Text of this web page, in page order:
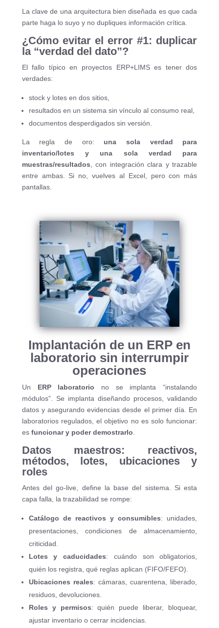
La clave de una arquitectura bien diseñada es que cada
parte haga lo suyo y no dupliques información crítica.
¿Cómo evitar el error #1: duplicar
la “verdad del dato”?
El fallo típico en proyectos ERP+LIMS es tener dos
verdades:
stock y lotes en dos sitios,
resultados en un sistema sin vínculo al consumo real,
documentos desperdigados sin versión.
La regla de oro: una sola verdad para
inventario/lotes y una sola verdad para
muestras/resultados, con integración clara y trazable
entre ambas. Si no, vuelves al Excel, pero con más
pantallas.
Implantación de un ERP en
laboratorio sin interrumpir
operaciones
Un ERP laboratorio no se implanta “instalando
módulos”. Se implanta diseñando procesos, validando
datos y asegurando evidencias desde el primer día. En
laboratorios regulados, el objetivo no es solo funcionar:
es funcionar y poder demostrarlo
Datos maestros: reactivos,
métodos, lotes, ubicaciones y
roles
Antes del go-live, define la base del sistema. Si esta
capa falla, la trazabilidad se rompe:
Catálogo de reactivos y consumibles: unidades,
presentaciones, condiciones de almacenamiento,
criticidad.
Lotes y caducidades: cuándo son obligatorios,
quién los registra, qué reglas aplican (FIFO/FEFO).
Ubicaciones reales: cámaras, cuarentena, liberado,
residuos, devoluciones.
Roles y permisos: quién puede liberar, bloquear,
ajustar inventario o cerrar incidencias.